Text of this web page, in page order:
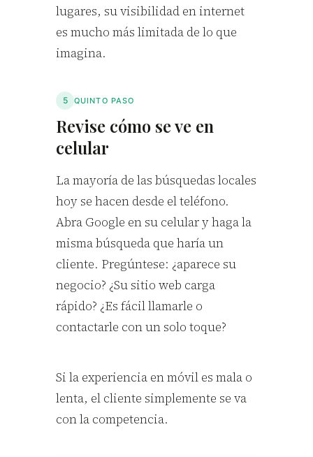
lugares, su visibilidad en internet
es mucho más limitada de lo que
imagina.
5 QUINTO PASO
Revise cómo se ve en
celular
La mayoría de las búsquedas locales
hoy se hacen desde el teléfono.
Abra Google en su celular y haga la
misma búsqueda que haría un
cliente. Pregúntese: ¿aparece su
negocio? ¿Su sitio web carga
rápido? ¿Es fácil llamarle o
contactarle con un solo toque?
Si la experiencia en móvil es mala o
lenta, el cliente simplemente se va
con la competencia.